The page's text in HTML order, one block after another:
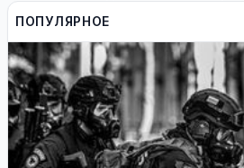
платья» и лекцию историка
моды Александра
Васильева!
ПОПУЛЯРНОЕ